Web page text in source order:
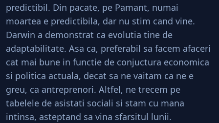
predictibil. Din pacate, pe Pamant, numai
moartea e predictibila, dar nu stim cand vine.
Darwin a demonstrat ca evolutia tine de
adaptabilitate. Asa ca, preferabil sa facem afaceri
cat mai bune in functie de conjuctura economica
si politica actuala, decat sa ne vaitam ca ne e
greu, ca antreprenori. Altfel, ne trecem pe
tabelele de asistati sociali si stam cu mana
intinsa, asteptand sa vina sfarsitul lunii.